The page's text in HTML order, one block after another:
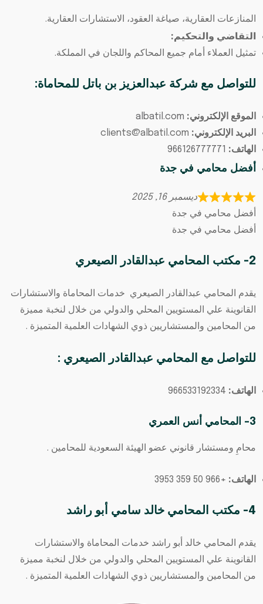
المنازعات العقارية، صياغة العقود، الاستشارات العقارية.
التقاضي والتحكيم:
تمثيل العملاء أمام جميع المحاكم واللجان في المملكة.
للتواصل مع شركة عبدالعزيز بن باتل للمحاماة:
الموقع الإلكتروني: albatil.com
البريد الإلكتروني:
الهاتف: 966126777771
أفضل محامي في جدة
ديسمبر 16, 2025
أفضل محامي في جدة
أفضل محامي في جدة
2- مكتب المحامي عبدالقادر الصيعري
يقدم المحامي عبدالقادر الصيعري خدمات المحاماة والاستشارات
القانوينة علي المستويين المحلي والدولي من خلال لنخبة مميزة
من المحامين والمستشاريين ذوي الشهادات العلمية المتميزة .
للتواصل مع المحامي عبدالقادر الصيعري :
الهاتف:
3- المحامي أنس العمري
محامِ ومستشار قانوني عضو الهيئة السعودية للمحامين .
الهاتف: +966 50 359 3953
4- مكتب المحامي خالد سامي أبو راشد
يقدم المحامي خالد أبو راشد خدمات المحاماة والاستشارات
القانوينة علي المستويين المحلي والدولي من خلال لنخبة مميزة
من المحامين والمستشاريين ذوي الشهادات العلمية المتميزة .